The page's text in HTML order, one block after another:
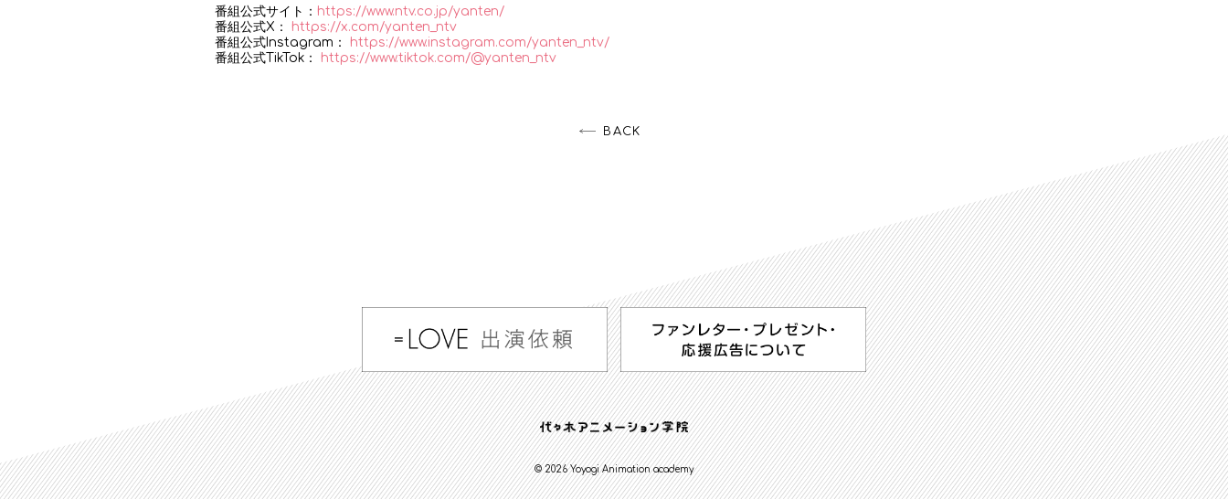
番組公式サイト： https://www.ntv.co.jp/yanten/
番組公式X： https://x.com/yanten_ntv
番組公式Instagram： https://www.instagram.com/yanten_ntv/
番組公式TikTok： https://www.tiktok.com/@yanten_ntv
BACK
© 2026 Yoyogi Animation academy